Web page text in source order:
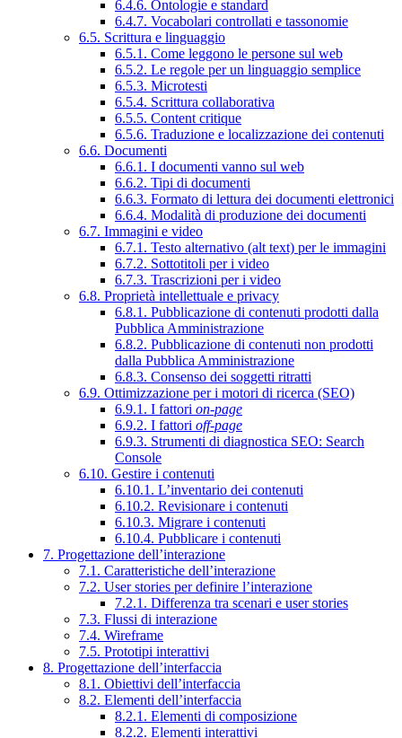
6.4.6. Ontologie e standard
6.4.7. Vocabolari controllati e tassonomie
6.5. Scrittura e linguaggio
6.5.1. Come leggono le persone sul web
6.5.2. Le regole per un linguaggio semplice
6.5.3. Microtesti
6.5.4. Scrittura collaborativa
6.5.5. Content critique
6.5.6. Traduzione e localizzazione dei contenuti
6.6. Documenti
6.6.1. I documenti vanno sul web
6.6.2. Tipi di documenti
6.6.3. Formato di lettura dei documenti elettronici
6.6.4. Modalità di produzione dei documenti
6.7. Immagini e video
6.7.1. Testo alternativo (alt text) per le immagini
6.7.2. Sottotitoli per i video
6.7.3. Trascrizioni per i video
6.8. Proprietà intellettuale e privacy
6.8.1. Pubblicazione di contenuti prodotti dalla
Pubblica Amministrazione
6.8.2. Pubblicazione di contenuti non prodotti
dalla Pubblica Amministrazione
6.8.3. Consenso dei soggetti ritratti
6.9. Ottimizzazione per i motori di ricerca (SEO)
6.9.1. I fattori on-page
6.9.2. I fattori off-page
6.9.3. Strumenti di diagnostica SEO: Search
Console
6.10. Gestire i contenuti
6.10.1. L’inventario dei contenuti
6.10.2. Revisionare i contenuti
6.10.3. Migrare i contenuti
6.10.4. Pubblicare i contenuti
7. Progettazione dell’interazione
7.1. Caratteristiche dell’interazione
7.2. User stories per definire l’interazione
7.2.1. Differenza tra scenari e user stories
7.3. Flussi di interazione
7.4. Wireframe
7.5. Prototipi interattivi
8. Progettazione dell’interfaccia
8.1. Obiettivi dell’interfaccia
8.2. Elementi dell’interfaccia
8.2.1. Elementi di composizione
8.2.2. Elementi interattivi